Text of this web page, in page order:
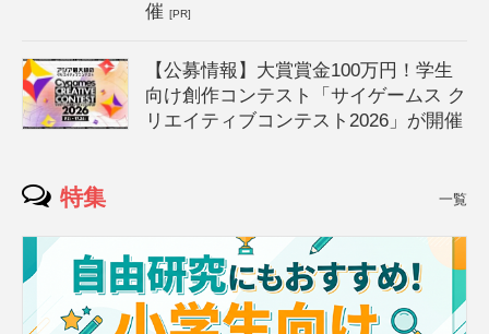
催[PR]
【公募情報】大賞賞金100万円！学生
向け創作コンテスト「サイゲームス ク
リエイティブコンテスト2026」が開催
特集 一覧